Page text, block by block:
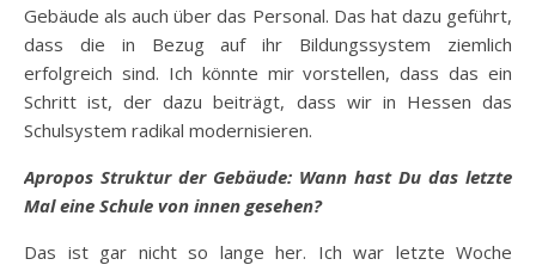
Gebäude als auch über das Personal. Das hat dazu geführt,
dass die in Bezug auf ihr Bildungssystem ziemlich
erfolgreich sind. Ich könnte mir vorstellen, dass das ein
Schritt ist, der dazu beiträgt, dass wir in Hessen das
Schulsystem radikal modernisieren.
Apropos Struktur der Gebäude: Wann hast Du das letzte
Mal eine Schule von innen gesehen?
Das ist gar nicht so lange her. Ich war letzte Woche